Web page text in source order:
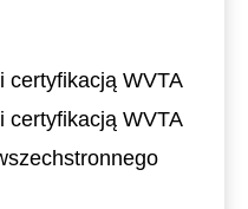
certyfikacją WVTA
certyfikacją WVTA